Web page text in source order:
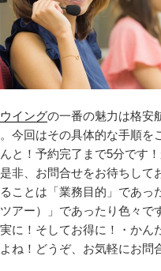
イングの一番の魅力は格安
今回はその具体的な手順を
と！予約完了まで5分です
非、お問合せをお待ちして
ことは「業務目的」であっ
ツアー）」であったり色々で
に！そしてお得に！・かん
ね！どうぞ、お気軽にお問